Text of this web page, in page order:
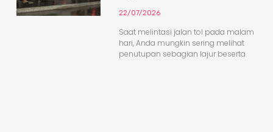
22/07/2026
Saat melintasi jalan tol pada malam
hari, Anda mungkin sering melihat
penutupan sebagian lajur beserta